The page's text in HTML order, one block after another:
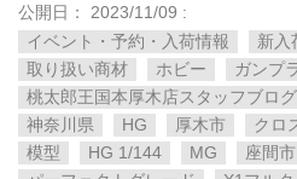
公開日： 2023/11/09 :
イベント・予約・入荷情報
新入
取り扱い商材
ホビー
ガンプ
桃太郎王国本厚木店スタッフブログ
神奈川県
HG 厚木市 クロ
模型
HG 1/144 MG 座間市